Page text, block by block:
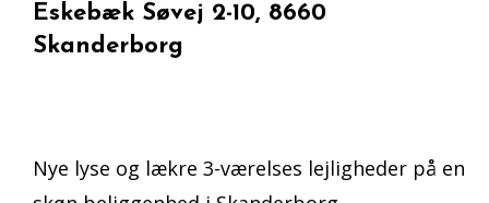
Eskebæk Søvej 2-10, 8660
Skanderborg
Nye lyse og lækre 3-værelses lejligheder på en